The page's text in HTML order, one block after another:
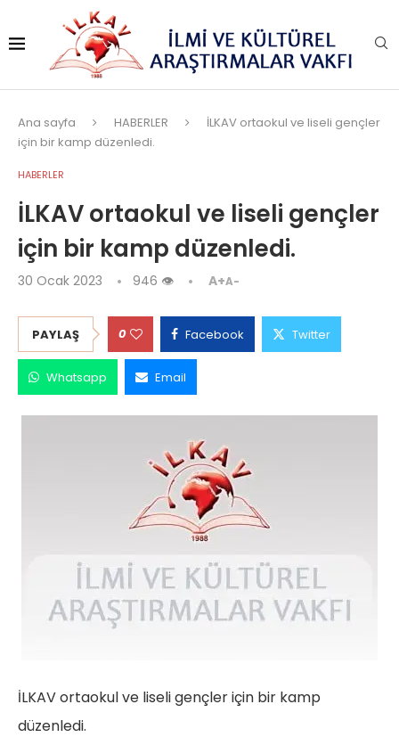
Ana sayfa HABERLER
İLKAV ortaokul ve liseli gençler
için bir kamp düzenledi.
HABERLER
İLKAV ortaokul ve liseli gençler
için bir kamp düzenledi.
30 Ocak 2023 946 👁 A+A-
PAYLAŞ 0 Facebook Twitter
Whatsapp Email
İLKAV ortaokul ve liseli gençler için bir kamp
düzenledi.